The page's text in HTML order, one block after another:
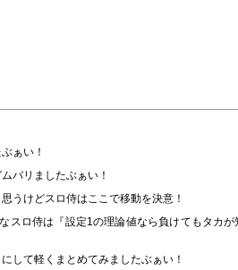
ぁい！
バリましたぶぁい！
うけどスロ侍はここで移動を決意！
スロ侍は『設定1の理論値なら負けてもタカ
して軽くまとめてみましたぶぁい！